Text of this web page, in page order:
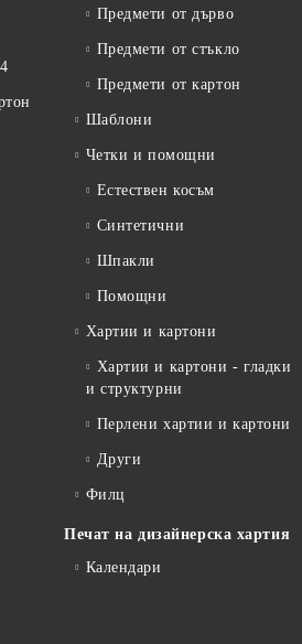
Предмети от дърво
Предмети от стъкло
Предмети от картон
Шаблони
Четки и помощни
Естествен косъм
Синтетични
Шпакли
Помощни
Хартии и картони
Хартии и картони - гладки
и структурни
Перлени хартии и картони
Други
Филц
Печат на дизайнерска хартия
Календари